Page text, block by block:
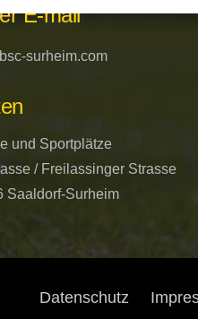
E-mail
surheim.com
und Sportplätze
/ Freilassinger Strasse
Saaldorf-Surheim
Datenschutz